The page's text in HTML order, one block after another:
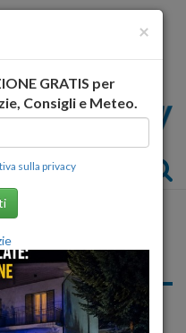
6 7 ... »
×
GRATIS per
Consigli e Meteo.
sulla privacy